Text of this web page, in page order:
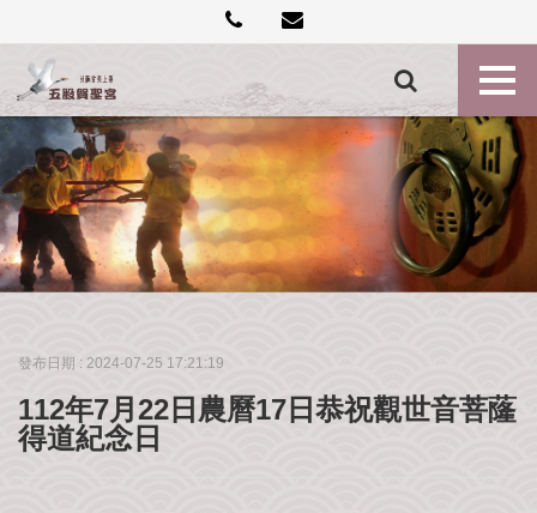
記
事
各
殿
神
尊
最
息
禮
斗
發布日期 : 2024-07-25 17:21:19
112年7月22日農曆17日恭祝觀世音菩蕯
得道紀念日